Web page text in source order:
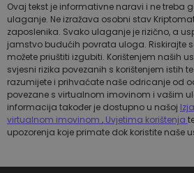
Ovaj tekst je informativne naravi i ne treba
ulaganje. Ne izražava osobni stav
zaposlenika. Svako ulaganje je rizično, a
jamstvo budućih povrata uloga. Riskirajte
možete priuštiti izgubiti. Korištenjem naših
svjesni rizika povezanih s korištenjem istih
razumijete i prihvaćate naše odricanje od
povezane s virtualnom imovinom i vašim
informacija također je dostupno u našoj
virtualnom imovinom , Uvjetima korištenja
upozorenja koje primate dok koristite naše